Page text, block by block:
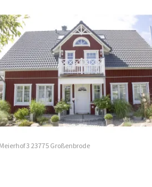
Meierhof 3 23775 Großenbrode